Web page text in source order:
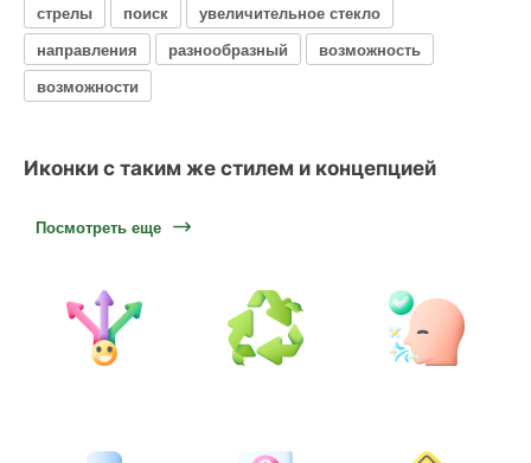
стрелы поиск
увеличительное стекло
направления
разнообразный
возможность
возможности
Иконки с таким же стилем и концепцией
Посмотреть еще